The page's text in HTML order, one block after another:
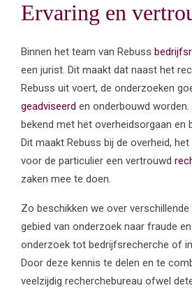
Ervaring en
Binnen het team van Rebuss
een jurist. Dit maakt dat naast het
Rebuss uit voert, de onderzoeken
geadviseerd en onderbouwd
bekend met het overheidsorgaan en
Dit maakt Rebuss bij de overheid,
voor de particulier een vertrouwd
zaken mee te doen.
Zo beschikken we over
gebied van onderzoek naar fraude
onderzoek tot bedrijfsrecherche of
Door deze kennis te delen en te
veelzijdig recherchebureau ofwel